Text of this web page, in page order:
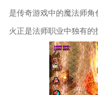
是传奇游戏中的魔法师
火正是法师职业中独有的